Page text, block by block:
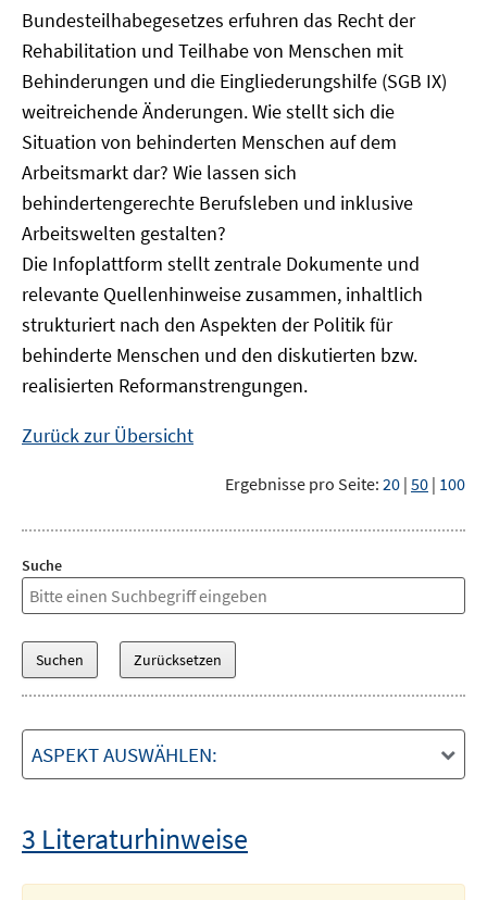
Bundesteilhabegesetzes erfuhren das Recht der
Rehabilitation und Teilhabe von Menschen mit
Behinderungen und die Eingliederungshilfe (SGB IX)
weitreichende Änderungen. Wie stellt sich die
Situation von behinderten Menschen auf dem
Arbeitsmarkt dar? Wie lassen sich
behindertengerechte Berufsleben und inklusive
Arbeitswelten gestalten?
Die Infoplattform stellt zentrale Dokumente und
relevante Quellenhinweise zusammen, inhaltlich
strukturiert nach den Aspekten der Politik für
behinderte Menschen und den diskutierten bzw.
realisierten Reformanstrengungen.
Zurück zur Übersicht
Ergebnisse pro Seite: 20 | 50 | 100
Suche
ASPEKT AUSWÄHLEN:
3 Literaturhinweise